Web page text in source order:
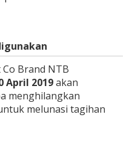
Brand NTB
April 2019akan
menghilangkan
melunasi tagihan